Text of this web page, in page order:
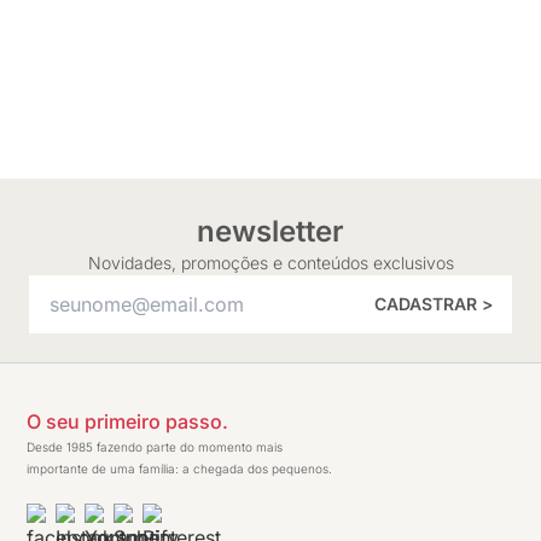
newsletter
Novidades, promoções e conteúdos exclusivos
CADASTRAR >
O seu primeiro passo.
Desde 1985 fazendo parte do momento mais
importante de uma família: a chegada dos pequenos.